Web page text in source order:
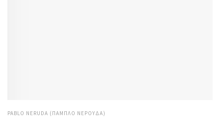
PABLO NERUDA (ΠΆΜΠΛΟ ΝΕΡΟΎΔΑ)